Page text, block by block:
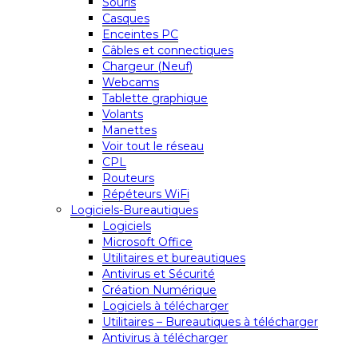
Casques
Enceintes PC
Câbles et connectiques
Chargeur (Neuf)
Webcams
Tablette graphique
Volants
Manettes
Voir tout le réseau
CPL
Routeurs
Répéteurs WiFi
Logiciels-Bureautiques
Logiciels
Microsoft Office
Utilitaires et bureautiques
Antivirus et Sécurité
Création Numérique
Logiciels à télécharger
Utilitaires – Bureautiques à télécharger
Antivirus à télécharger